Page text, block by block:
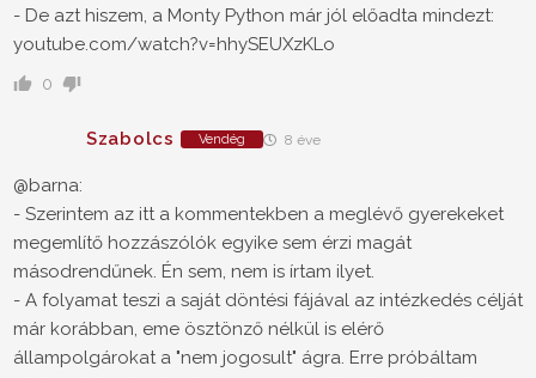
- De azt hiszem, a Monty Python már jól előadta mindezt:
youtube.com/watch?v=hhySEUXzKLo
0
Szabolcs Vendég 8 éve
@barna:
- Szerintem az itt a kommentekben a meglévő gyerekeket
megemlítő hozzászólók egyike sem érzi magát
másodrendűnek. Én sem, nem is írtam ilyet.
- A folyamat teszi a saját döntési fájával az intézkedés célját
már korábban, eme ösztönző nélkül is elérő
állampolgárokat a "nem jogosult" ágra. Erre próbáltam